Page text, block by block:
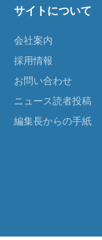
サイトについて
会社案内
採用情報
お問い合わせ
ニュース読者投稿
編集長からの手紙